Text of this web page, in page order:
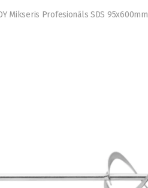
Mikseris Profesionāls SDS 95x600mm